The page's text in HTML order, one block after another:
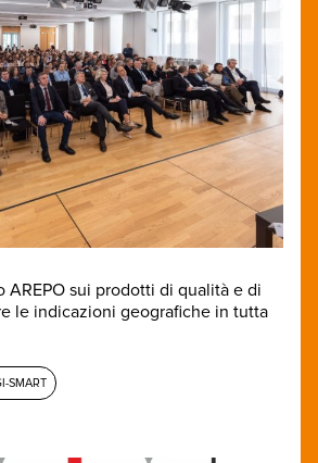
AREPO sui prodotti di qualità e di
le indicazioni geografiche in tutta
SMART